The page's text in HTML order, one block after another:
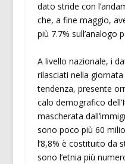
dato stride con
che, a fine maggio,
più 7.7% sull’analogo
A livello nazionale, i
rilasciati nella
tendenza, presente
calo demografico
mascherata
sono poco più 60
l’8,8% è costituito da
sono l’etnia più